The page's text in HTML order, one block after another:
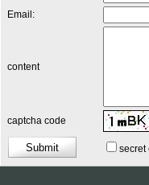
Email:
content
captcha code
secret